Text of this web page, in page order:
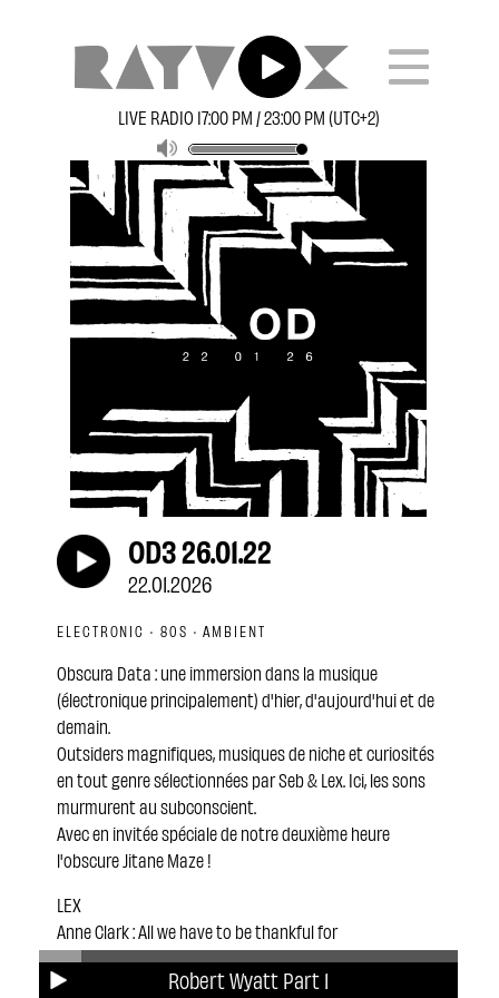
LIVE RADIO 17:00 PM / 23:00 PM (UTC+2)
Robert Wyatt Part 1
OD3 26.01.22
22.01.2026
ELECTRONIC · 80S · AMBIENT
Obscura Data : une immersion dans la musique
(électronique principalement) d'hier, d'aujourd'hui et de
demain.
Outsiders magnifiques, musiques de niche et curiosités
en tout genre sélectionnées par Seb & Lex. Ici, les sons
murmurent au subconscient.
Avec en invitée spéciale de notre deuxième heure
l'obscure Jitane Maze !
LEX
Anne Clark : All we have to be thankful for
David Bowie : Abdulmajid
Conrad Schnitzler : Tanze im regen